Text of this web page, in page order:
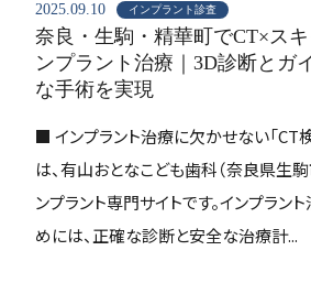
2025.09.10 インプラント診査
奈良・生駒・精華町でCT×ス
ンプラント治療｜3D診断とガ
な手術を実現
■ インプラント治療に欠かせない「CT
は、有山おとなこども歯科（奈良県生
ンプラント専門サイトです。インプラン
めには、正確な診断と安全な治療計...